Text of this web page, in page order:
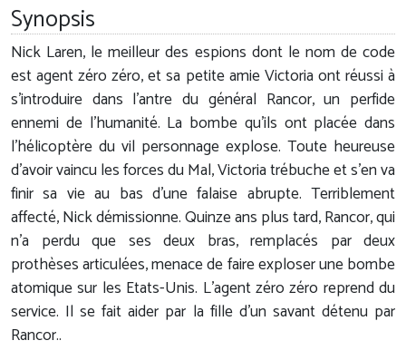
Synopsis
Nick Laren, le meilleur des espions dont le nom de code
est agent zéro zéro, et sa petite amie Victoria ont réussi à
s'introduire dans l'antre du général Rancor, un perfide
ennemi de l'humanité. La bombe qu'ils ont placée dans
l'hélicoptère du vil personnage explose. Toute heureuse
d'avoir vaincu les forces du Mal, Victoria trébuche et s'en va
finir sa vie au bas d'une falaise abrupte. Terriblement
affecté, Nick démissionne. Quinze ans plus tard, Rancor, qui
n'a perdu que ses deux bras, remplacés par deux
prothèses articulées, menace de faire exploser une bombe
atomique sur les Etats-Unis. L'agent zéro zéro reprend du
service. Il se fait aider par la fille d'un savant détenu par
Rancor..